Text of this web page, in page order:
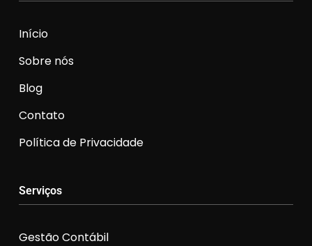
Início
Sobre nós
Blog
Contato
Política de Privacidade
Serviços
Gestão Contábil